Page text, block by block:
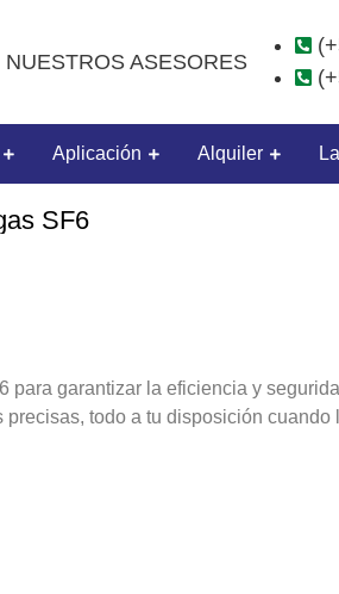
ASESORES
Aplicación Alquiler
SF6
garantizar la eficiencia y
todo a tu disposición cuando